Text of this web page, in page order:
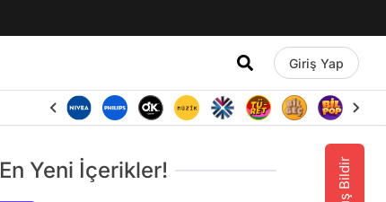
Giriş Yap
En Yeni İçerikler!